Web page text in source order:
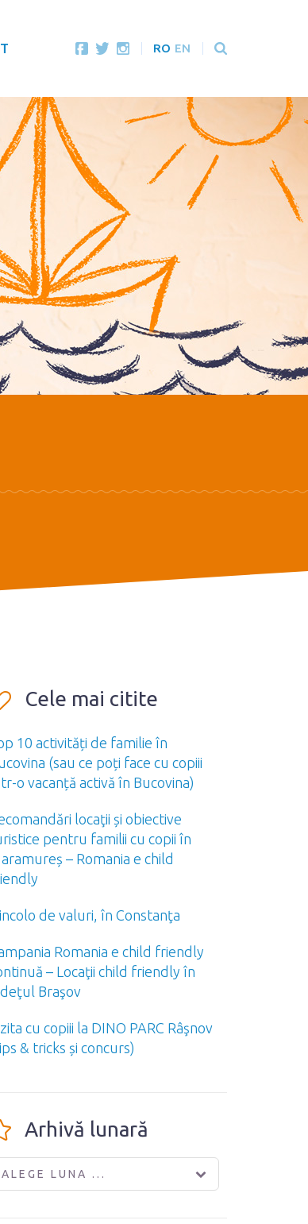
RO EN
Cele mai citite
10 activități de familie în
(sau ce poți face cu copiii
o vacanță activă în Bucovina)
locaţii și obiective
pentru familii cu copii în
– Romania e child
de valuri, în Constanţa
Romania e child friendly
– Locaţii child friendly în
Braşov
cu copiii la DINO PARC Râşnov
& tricks și concurs)
Arhivă lunară
ALEGE LUNA ...